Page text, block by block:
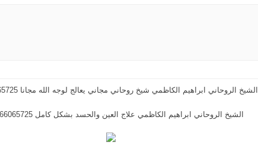
الشيخ الروحاني ابراهيم الكاظمي شيخ روحاني مجاني يعالج لوجه الله مجانا 0015066065725
الشيخ الروحاني ابراهيم الكاظمي علاج العين والحسد بشكل كامل 0015066065725